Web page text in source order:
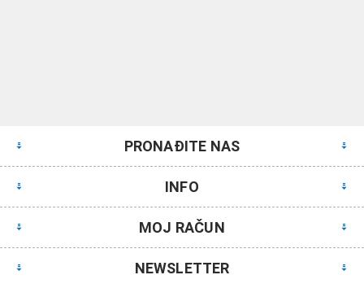
PRONAĐITE NAS
INFO
MOJ RAČUN
NEWSLETTER